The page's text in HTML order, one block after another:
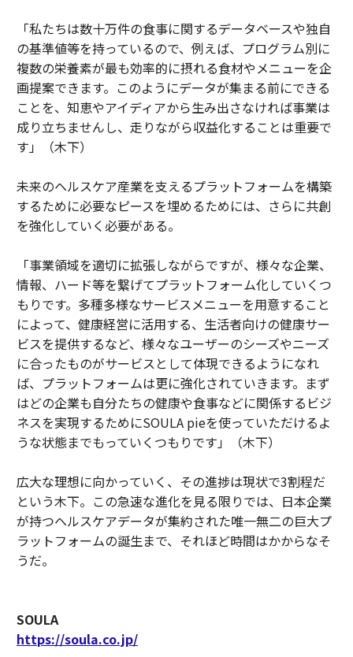
「私たちは数十万件の食事に関するデータベースや独自
の基準値等を持っているので、例えば、プログラム別に
複数の栄養素が最も効率的に摂れる食材やメニューを企
画提案できます。このようにデータが集まる前にできる
ことを、知恵やアイディアから生み出さなければ事業は
成り立ちませんし、走りながら収益化することは重要で
す」（木下）
未来のヘルスケア産業を支えるプラットフォームを構築
するために必要なピースを埋めるためには、さらに共創
を強化していく必要がある。
「事業領域を適切に拡張しながらですが、様々な企業、
情報、ハード等を繋げてプラットフォーム化していくつ
もりです。多種多様なサービスメニューを用意すること
によって、健康経営に活用する、生活者向けの健康サー
ビスを提供するなど、様々なユーザーのシーズやニーズ
に合ったものがサービスとして体現できるようになれ
ば、プラットフォームは更に強化されていきます。まず
はどの企業も自分たちの健康や食事などに関係するビジ
ネスを実現するためにSOULA pieを使っていただけるよ
うな状態までもっていくつもりです」（木下）
広大な理想に向かっていく、その進捗は現状で3割程だ
という木下。この急速な進化を見る限りでは、日本企業
が持つヘルスケアデータが集約された唯一無二の巨大プ
ラットフォームの誕生まで、それほど時間はかからなそ
うだ。
SOULA
https://soula.co.jp/